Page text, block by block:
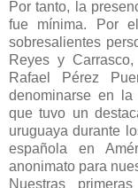
Por tanto, la
fue mínima. Por
sobresalientes
Reyes y
Rafael Pérez
denominarse en la
que tuvo un
uruguaya durante
española en
anonimato para
Nuestras